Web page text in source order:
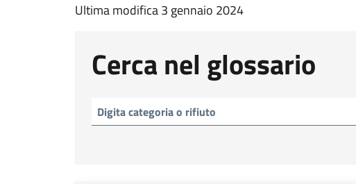
Ultima modifica 3 gennaio 2024
Cerca nel glossario